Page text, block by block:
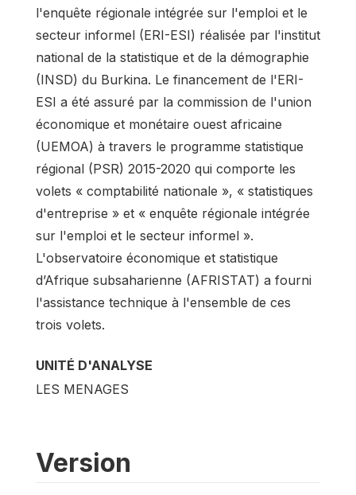
l'enquête régionale intégrée sur l'emploi et le
secteur informel (ERI-ESI) réalisée par l'institut
national de la statistique et de la démographie
(INSD) du Burkina. Le financement de l'ERI-
ESI a été assuré par la commission de l'union
économique et monétaire ouest africaine
(UEMOA) à travers le programme statistique
régional (PSR) 2015-2020 qui comporte les
volets « comptabilité nationale », « statistiques
d'entreprise » et « enquête régionale intégrée
sur l'emploi et le secteur informel ».
L'observatoire économique et statistique
d’Afrique subsaharienne (AFRISTAT) a fourni
l'assistance technique à l'ensemble de ces
trois volets.
UNITÉ D'ANALYSE
LES MENAGES
Version